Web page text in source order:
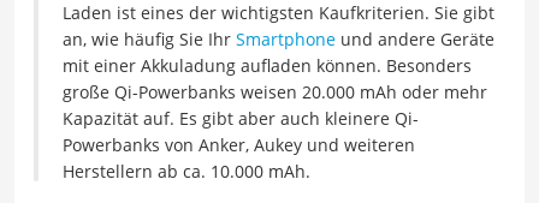
Laden ist eines der wichtigsten Kaufkriterien. Sie gibt
an, wie häufig Sie Ihr Smartphone und andere Geräte
mit einer Akkuladung aufladen können. Besonders
große Qi-Powerbanks weisen 20.000 mAh oder mehr
Kapazität auf. Es gibt aber auch kleinere Qi-
Powerbanks von Anker, Aukey und weiteren
Herstellern ab ca. 10.000 mAh.